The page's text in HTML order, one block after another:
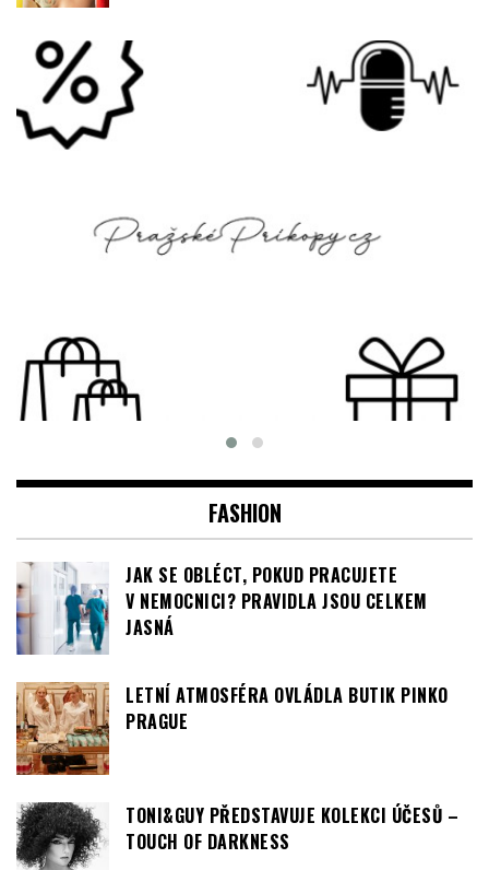
FASHION
JAK SE OBLÉCT, POKUD PRACUJETE
V NEMOCNICI? PRAVIDLA JSOU CELKEM
JASNÁ
LETNÍ ATMOSFÉRA OVLÁDLA BUTIK PINKO
PRAGUE
TONI&GUY PŘEDSTAVUJE KOLEKCI ÚČESŮ –
TOUCH OF DARKNESS